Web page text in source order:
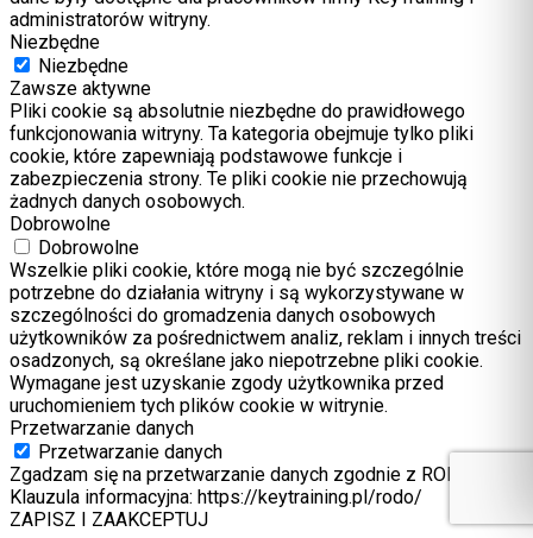
administratorów witryny.
Niezbędne
Niezbędne
Zawsze aktywne
Pliki cookie są absolutnie niezbędne do prawidłowego
funkcjonowania witryny. Ta kategoria obejmuje tylko pliki
cookie, które zapewniają podstawowe funkcje i
zabezpieczenia strony. Te pliki cookie nie przechowują
żadnych danych osobowych.
Dobrowolne
Dobrowolne
Wszelkie pliki cookie, które mogą nie być szczególnie
potrzebne do działania witryny i są wykorzystywane w
szczególności do gromadzenia danych osobowych
użytkowników za pośrednictwem analiz, reklam i innych treści
osadzonych, są określane jako niepotrzebne pliki cookie.
Wymagane jest uzyskanie zgody użytkownika przed
uruchomieniem tych plików cookie w witrynie.
Przetwarzanie danych
Przetwarzanie danych
Zgadzam się na przetwarzanie danych zgodnie z RODO.
Klauzula informacyjna: https://keytraining.pl/rodo/
ZAPISZ I ZAAKCEPTUJ